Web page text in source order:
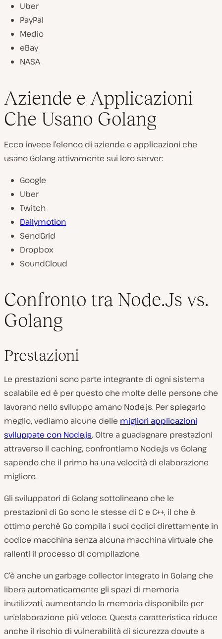
Uber
PayPal
Medio
eBay
NASA
Aziende e Applicazioni
Che Usano Golang
Ecco invece l’elenco di aziende e applicazioni che
usano Golang attivamente sui loro server:
Google
Uber
Twitch
Dailymotion
SendGrid
Dropbox
SoundCloud
Confronto tra Node.Js vs.
Golang
Prestazioni
Le prestazioni sono parte integrante di ogni sistema
scalabile ed è per questo che molte delle persone che
lavorano nello sviluppo amano Node.js. Per spiegarlo
meglio, vediamo alcune delle migliori applicazioni
sviluppate con Node.js. Oltre a guadagnare prestazioni
attraverso il caching, confrontiamo Node.js vs Golang
sapendo che il primo ha una velocità di elaborazione
migliore.
Gli sviluppatori di Golang sottolineano che le
prestazioni di Go sono le stesse di C e C++, il che è
ottimo perché Go compila i suoi codici direttamente in
codice macchina senza alcuna macchina virtuale che
rallenti il processo di compilazione.
C’è anche un garbage collectorintegrato in Golang che
libera automaticamente gli spazi di memoria
inutilizzati, aumentando la memoria disponibile per
un’elaborazione più veloce. Questa caratteristica riduce
anche il rischio di vulnerabilità di sicurezza dovute a